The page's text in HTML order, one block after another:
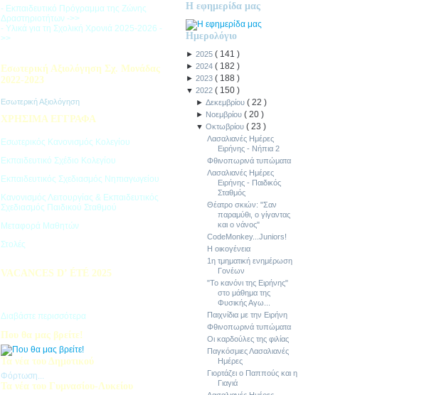
- Εκπαιδευτικό Πρόγραμμα της Ζώνης
Δραστηριοτήτων ->>
- Υλικά για τη Σχολική Χρονιά 2025-2026 -
>>
Εσωτερική Αξιολόγηση Σχ. Μονάδας
2022-2023
Εσωτερική Αξιολόγηση
ΧΡΗΣΙΜΑ ΕΓΓΡΑΦΑ
Εσωτερικός Κανονισμός Κολεγίου
Εκπαιδευτικό Σχέδιο Κολεγίου
Εκπαιδευτικός Σχεδιασμός Νηπιαγωγείου
Κανονισμός Λειτουργίας & Εκπαιδευτικός
Σχεδιασμός Παιδικού Σταθμού
Μεταφορά Μαθητών
Στολές
VACANCES D’ ÉTÉ 2025
Διαβάστε περισσότερα
Που θα μας βρείτε!
Τα νέα του Δημοτικού
Φόρτωση...
Τα νέα του Γυμνασίου-Λυκείου
Η εφημερίδα μας
Ημερολόγιο
► 2025 ( 141 )
► 2024 ( 182 )
► 2023 ( 188 )
▼ 2022 ( 150 )
►Δεκεμβρίου(22)
► Νοεμβρίου(20)
▼Οκτωβρίου(23)
Λασαλιανές Ημέρες
Ειρήνης - Νήπια 2
Φθινοπωρινά τυπώματα
Λασαλιανές Ημέρες
Ειρήνης - Παιδικός
Σταθμός
Θέατρο σκιών: "Σαν
παραμύθι, ο γίγαντας
και ο νάνος"
CodeMonkey...Juniors!
Η οικογένεια
1η τμηματική ενημέρωση
Γονέων
"Το κανόνι της Ειρήνης"
στο μάθημα της
Φυσικής Αγω...
Παιχνίδια με την Ειρήνη
Φθινοπωρινά τυπώματα
Οι καρδούλες της φιλίας
Παγκόσμιες Λασαλιανές
Ημέρες
Γιορτάζει ο Παππούς και η
Γιαγιά